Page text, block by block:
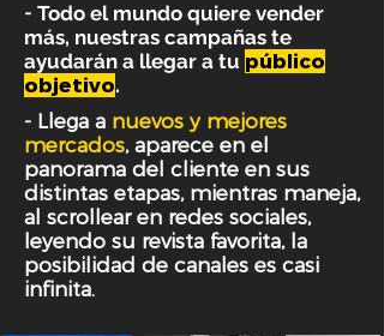
- Todo el mundo quiere vender
más, nuestras campañas te
ayudarán a llegar a tu público
objetivo.
- Llega a nuevos y mejores
mercados, aparece en el
panorama del cliente en sus
distintas etapas, mientras maneja,
al scrollear en redes sociales,
leyendo su revista favorita, la
posibilidad de canales es casi
infinita.